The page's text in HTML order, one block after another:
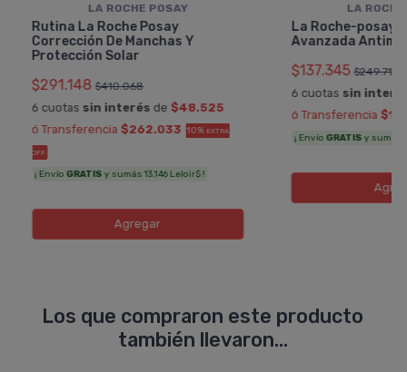
LA ROCHE POSAY
Rutina La Roche Posay
Corrección De Manchas Y
Protección Solar
$291.148 $410.068
6 cuotas sin interés de $48.525
ó Transferencia $262.033 10% EXTRA
OFF
¡ Envío GRATIS y sumás 13.146 Leloir$ !
Agregar
LA
La Roche-posay
Avanzada
$137.345 $249.718
6 cuotas sin
ó Transferencia
¡ Envío GRATIS y sumás
Los que compraron este producto
también llevaron...